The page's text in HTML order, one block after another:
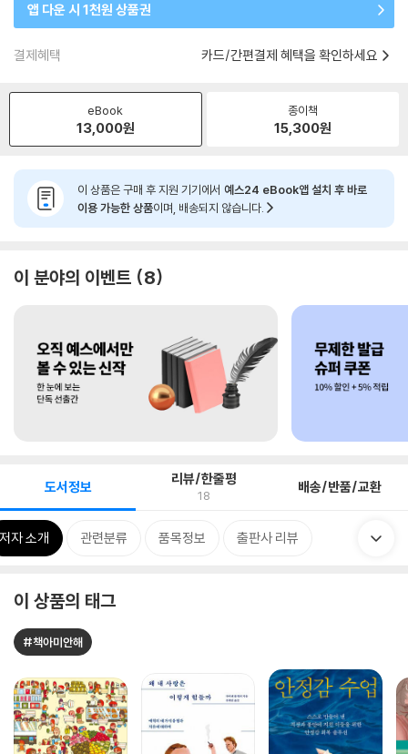
앱 다운 시 1천원 상품권
결제혜택 카드/간편결제 혜택을 확인하세요
eBook
13,000원
종이책
15,300원
이 상품은 구매 후 지원 기기에서 예스24 eBook앱 설치 후 바로
이용 가능한 상품이며, 배송되지 않습니다.
이 분야의 이벤트 8
도서정보 리뷰/한줄평
18 배송/반품/교환
저자 소개 관련분류 품목정보 출판사 리뷰
이 상품의 태그
#책아미안해